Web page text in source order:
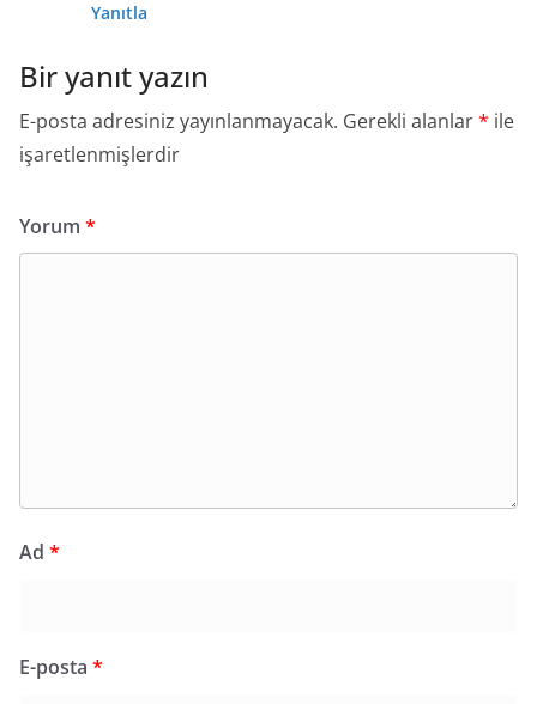
Yanıtla
Bir yanıt yazın
E-posta adresiniz yayınlanmayacak. Gerekli alanlar* ile
işaretlenmişlerdir
Yorum *
Ad *
E-posta *